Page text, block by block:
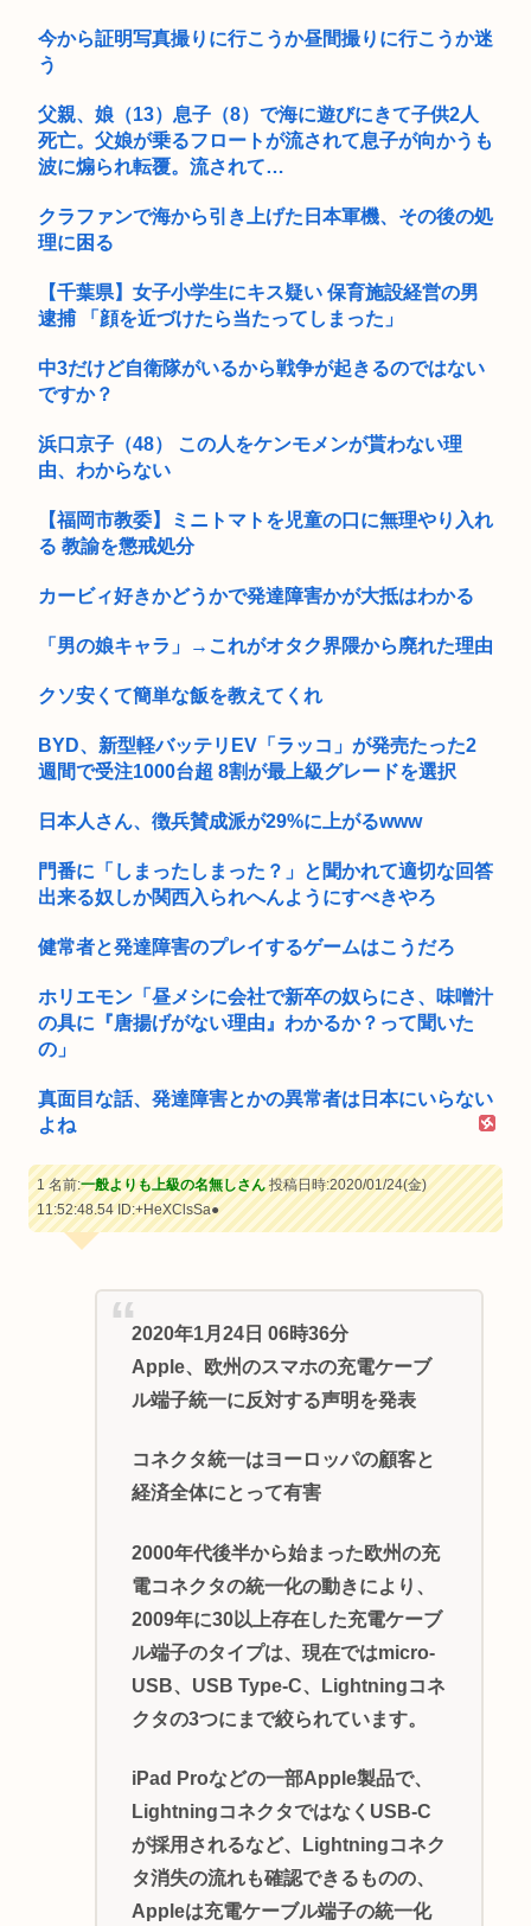
ウクライナがロシア中部の石油コンビナートをドローン攻撃し
て13人...
「冷凍うどん」、遂に世間に見つかりだすwww
蓮舫氏「高市首相は歯科受診を8月6日（原爆の日）を避けて行
くべき...
ドラクエシリーズで一番好きなラスボス
【祝】日本政府、東京大空襲を指揮し「悪魔」「皆殺しのルメ
イ」の渾...
今から証明写真撮りに行こうか昼間撮りに行こうか迷
う
父親、娘（13）息子（8）で海に遊びにきて子供2人
死亡。父娘が乗るフロートが流されて息子が向かうも
波に煽られ転覆。流されて…
クラファンで海から引き上げた日本軍機、その後の処
理に困る
【千葉県】女子小学生にキス疑い 保育施設経営の男
逮捕 「顔を近づけたら当たってしまった」
中3だけど自衛隊がいるから戦争が起きるのではない
ですか？
浜口京子（48） この人をケンモメンが貰わない理
由、わからない
【福岡市教委】ミニトマトを児童の口に無理やり入れ
る 教諭を懲戒処分
カービィ好きかどうかで発達障害かが大抵はわかる
「男の娘キャラ」→これがオタク界隈から廃れた理由
クソ安くて簡単な飯を教えてくれ
BYD、新型軽バッテリEV「ラッコ」が発売たった2
週間で受注1000台超 8割が最上級グレードを選択
日本人さん、徴兵賛成派が29%に上がるwww
門番に「しまったしまった？」と聞かれて適切な回答
出来る奴しか関西入られへんようにすべきやろ
健常者と発達障害のプレイするゲームはこうだろ
ホリエモン「昼メシに会社で新卒の奴らにさ、味噌汁
の具に『唐揚げがない理由』わかるか？って聞いた
の」
真面目な話、発達障害とかの異常者は日本にいらない
よね
1 名前:一般よりも上級の名無しさん投稿日時:2020/01/24(金)
11:52:48.54ID:+HeXClsSa●
2020年1月24日 06時36分
Apple、欧州のスマホの充電ケーブ
ル端子統一に反対する声明を発表
コネクタ統一はヨーロッパの顧客と
経済全体にとって有害
2000年代後半から始まった欧州の充
電コネクタの統一化の動きにより、
2009年に30以上存在した充電ケーブ
ル端子のタイプは、現在ではmicro-
USB、USB Type-C、Lightningコネ
クタの3つにまで絞られています。
iPad Proなどの一部Apple製品で、
LightningコネクタではなくUSB-C
が採用されるなど、Lightningコネク
タ消失の流れも確認できるものの、
Appleは充電ケーブル端子の統一化